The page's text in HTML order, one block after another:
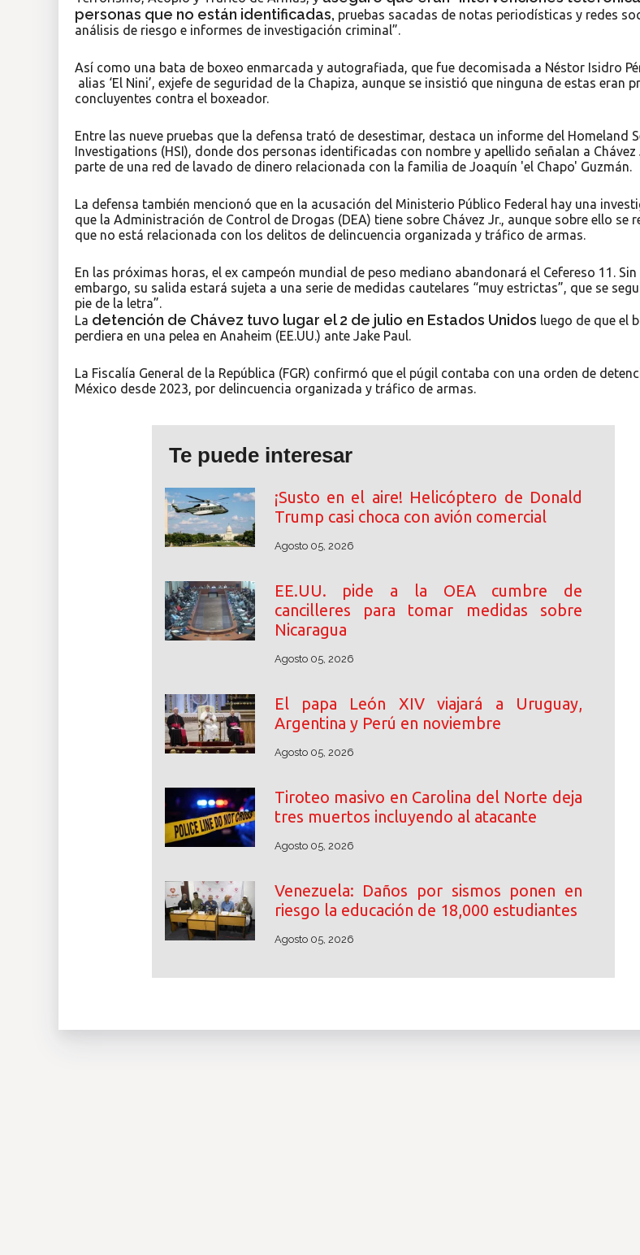
personas que no están identificadas, pruebas sacadas de notas periodísticas y redes
análisis de riesgo e informes de investigación criminal”.
Así como una bata de boxeo enmarcada y autografiada, que fue decomisada a Néstor Isidro
alias ‘El Nini’, exjefe de seguridad de la Chapiza, aunque se insistió que ninguna de estas eran
concluyentes contra el boxeador.
Entre las nueve pruebas que la defensa trató de desestimar, destaca un informe del Homeland
Investigations (HSI), donde dos personas identificadas con nombre y apellido señalan a Chávez
parte de una red de lavado de dinero relacionada con la familia de Joaquín 'el Chapo' Guzmán.
La defensa también mencionó que en la acusación del Ministerio Público Federal hay una
que la Administración de Control de Drogas (DEA) tiene sobre Chávez Jr., aunque sobre ello se
que no está relacionada con los delitos de delincuencia organizada y tráfico de armas.
En las próximas horas, el ex campeón mundial de peso mediano abandonará el Cefereso 11. Sin
embargo, su salida estará sujeta a una serie de medidas cautelares “muy estrictas”, que se
pie de la letra”.
La detención de Chávez tuvo lugar el 2 de julio en Estados Unidos luego de que el
perdiera en una pelea en Anaheim (EE.UU.) ante Jake Paul.
La Fiscalía General de la República (FGR) confirmó que el púgil contaba con una orden de
México desde 2023, por delincuencia organizada y tráfico de armas.
Te puede interesar
¡Susto en el aire! Helicóptero de Donald
Trump casi choca con avión comercial
Agosto 05, 2026
EE.UU. pide a la OEA cumbre de
cancilleres para tomar medidas sobre
Nicaragua
Agosto 05, 2026
El papa León XIV viajará a Uruguay,
Argentina y Perú en noviembre
Agosto 05, 2026
Tiroteo masivo en Carolina del Norte deja
tres muertos incluyendo al atacante
Agosto 05, 2026
Venezuela: Daños por sismos ponen en
riesgo la educación de 18,000 estudiantes
Agosto 05, 2026